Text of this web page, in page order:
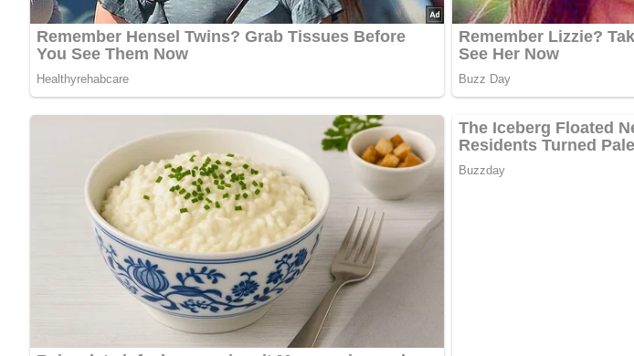
Gesamtzeit
20 Minuten
Schwierigkeitsgrad
Sehr einfach – Dieses Rezept erfordert nur wenige Schritte und ist für jeden leicht umzusetzen.
Benötigte Küchenutensilien
Kochtopf: zum Garen des Gemüses
Sieb: zum Abtropfen des Gemüses
Pfanne oder Topf: zum Zerlassen der Butter
Aufbewahrung & Haltbarkeit